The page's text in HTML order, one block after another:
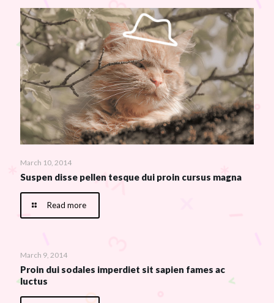
March 10, 2014
Suspen disse pellen tesque dui proin cursus magna
Read more
March 9, 2014
Proin dui sodales imperdiet sit sapien fames ac
luctus